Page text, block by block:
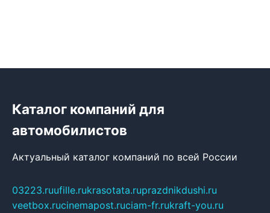
Каталог компаний для
автомобилистов
Актуальный каталог компаний по всей России
03223.ruufille.rukrasotata.ruprazdnikdushi.ru
veetbox.rucinemapost.ruciam-fr.rukraft-you.ru